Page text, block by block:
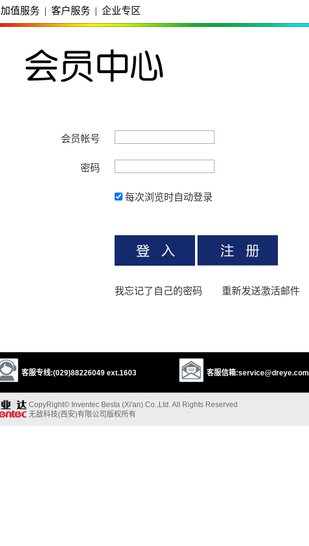
加值服务 | 客户服务 | 企业专区
会员帐号
密码
每次浏览时自动登录
我忘记了自己的密码 重新发送激活邮件
客服专线:(029)88226049 ext.1603 客服信箱:service@dreye.com
CopyRight© Inventec Besta (Xi'an) Co.,Ltd. All Rights Reserved
无敌科技(西安)有限公司版权所有